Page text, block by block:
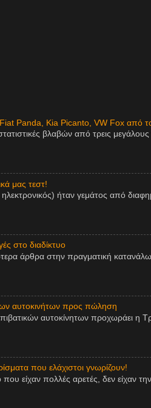
Fiat Panda, Kia Picanto, VW Fox από
βλαβών από τρεις
μας τεστ!
ήταν γεμάτος από
στο διαδίκτυο
άρθρα στην πραγματική
αυτοκινήτων προς πώληση
αυτοκίνητων προχωράει η
που ελάχιστοι γνωρίζουν!
είχαν πολλές αρετές, δεν είχαν